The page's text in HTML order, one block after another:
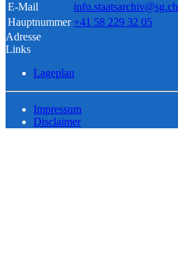
E-Mail
info.staatsarchiv@sg.ch
Hauptnummer +41 58 229 32 05
Adresse
Links
Lageplan
Impressum
Disclaimer